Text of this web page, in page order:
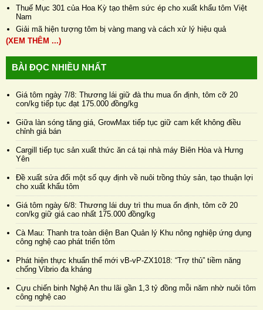
Thuế Mục 301 của Hoa Kỳ tạo thêm sức ép cho xuất khẩu tôm Việt
Nam
Giải mã hiện tượng tôm bị vàng mang và cách xử lý hiệu quả
(XEM THÊM ...)
BÀI ĐỌC NHIỀU NHẤT
Giá tôm ngày 7/8: Thương lái giữ đà thu mua ổn định, tôm cỡ 20
con/kg tiếp tục đạt 175.000 đồng/kg
Giữa làn sóng tăng giá, GrowMax tiếp tục giữ cam kết không điều
chỉnh giá bán
Cargill tiếp tục sản xuất thức ăn cá tại nhà máy Biên Hòa và Hưng
Yên
Đề xuất sửa đổi một số quy định về nuôi trồng thủy sản, tạo thuận lợi
cho xuất khẩu tôm
Giá tôm ngày 6/8: Thương lái duy trì thu mua ổn định, tôm cỡ 20
con/kg giữ giá cao nhất 175.000 đồng/kg
Cà Mau: Thanh tra toàn diện Ban Quản lý Khu nông nghiệp ứng dụng
công nghệ cao phát triển tôm
Phát hiện thực khuẩn thể mới vB-vP-ZX1018: “Trợ thủ” tiềm năng
chống Vibrio đa kháng
Cựu chiến binh Nghệ An thu lãi gần 1,3 tỷ đồng mỗi năm nhờ nuôi tôm
công nghệ cao